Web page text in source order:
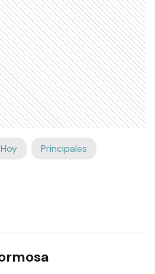
Hoy Principales